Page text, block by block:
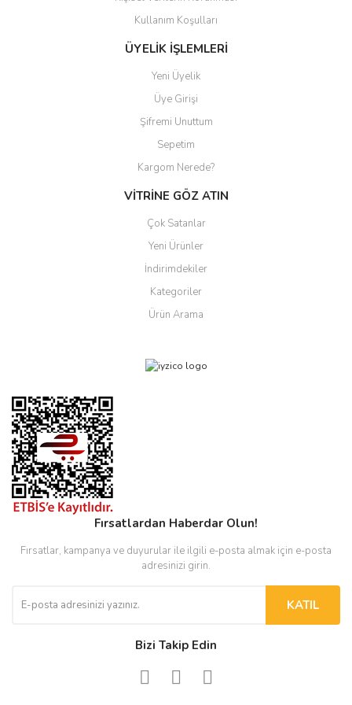
Kullanım Koşulları
ÜYELİK İŞLEMLERİ
Yeni Üyelik
Üye Girişi
Şifremi Unuttum
Sepetim
Kargom Nerede?
VİTRİNE GÖZ ATIN
Çok Satanlar
Yeni Ürünler
İndirimdekiler
Kategoriler
Ürün Arama
Fırsatlardan Haberdar Olun!
Fırsatlar, kampanya ve duyurular ile ilgili e-posta almak için e-posta
adresinizi girin.
KATIL
Bizi Takip Edin